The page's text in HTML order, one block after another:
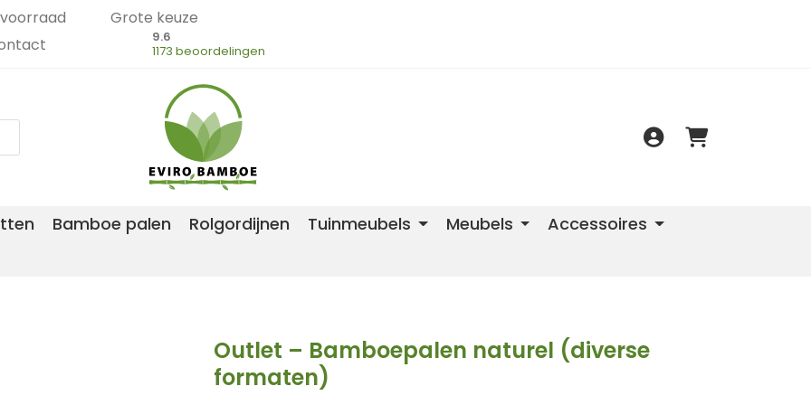
Grote keuze
9.6
1173 beoordelingen
Bamboe palen Rolgordijnen Tuinmeubels Meubels Accessoires
Outlet – Bamboepalen naturel (diverse
formaten)